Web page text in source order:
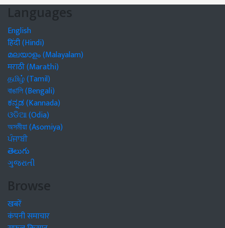
Languages
English
हिंदी (Hindi)
മലയാളം (Malayalam)
मराठी (Marathi)
தமிழ் (Tamil)
বাঙালি (Bengali)
ಕನ್ನಡ (Kannada)
ଓଡିଆ (Odia)
অসমীয়া (Asomiya)
ਪੰਜਾਬੀ
తెలుగు
ગુજરાતી
Browse
खबरें
कंपनी समाचार